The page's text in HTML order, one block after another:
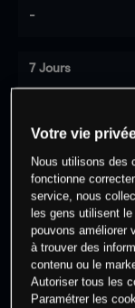
-
7 Jours
-
0% des
cet actif
Votre vie
Nous utilisons des
fonctionne
service, nous
les gens utilisent
pouvons améliorer
à trouver des
contenu ou le
Autoriser tous les
Paramétrer les